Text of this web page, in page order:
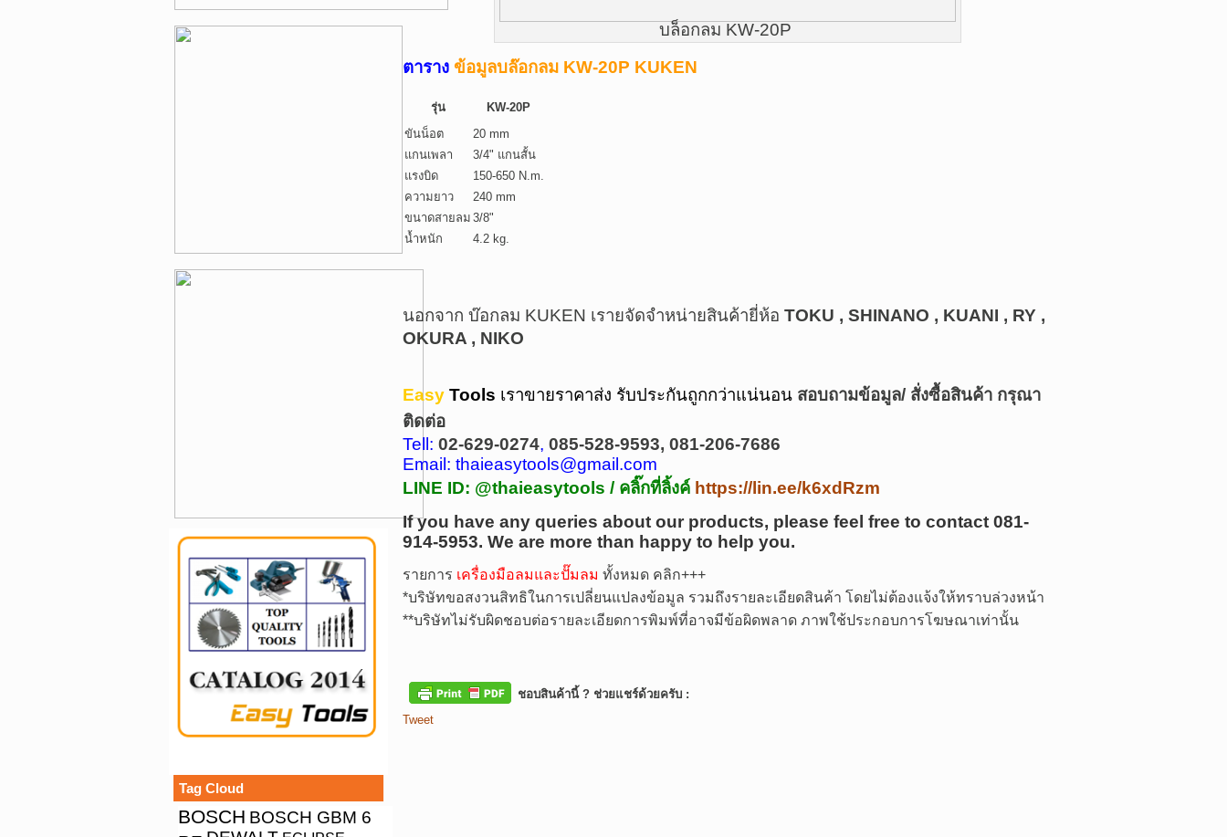
Tag Cloud
BOSCH BOSCH GBM 6
บล็อกลม KW-20P
ตาราง ข้อมูลบล๊อกลม KW-20P KUKEN
รุ่น
KW-20P
ขันน็อต
20 mm
แกนเพลา
3/4" แกนสั้น
แรงบิด
150-650 N.m.
ความยาว
240 mm
ขนาดสายลม 3/8"
น้ำหนัก
4.2 kg.
นอกจาก บ๊อกลม KUKEN เรายจัดจำหน่ายสินค้ายี่ห้อ TOKU , SHINANO , KUANI , RY ,
OKURA , NIKO
Easy Tools เราขายราคาส่ง รับประกันถูกกว่าแน่นอน สอบถามข้อมูล/ สั่งซื้อสินค้า กรุณา
ติดต่อ
Tell: 02-629-0274, 085-528-9593, 081-206-7686
Email: thaieasytools@gmail.com
LINE ID: @thaieasytools / คลิ๊กที่ลิ้งค์ https://lin.ee/k6xdRzm
If you have any queries about our products, please feel free to contact 081-
914-5953. We are more than happy to help you.
รายการ เครื่องมือลมและปั๊มลม ทั้งหมด คลิก+++
*บริษัทขอสงวนสิทธิในการเปลี่ยนแปลงข้อมูล รวมถึงรายละเอียดสินค้า โดยไม่ต้องแจ้งให้ทราบล่วงหน้า
**บริษัทไม่รับผิดชอบต่อรายละเอียดการพิมพ์ที่อาจมีข้อผิดพลาด ภาพใช้ประกอบการโฆษณาเท่านั้น
ชอบสินค้านี้ ? ช่วยแชร์ด้วยครับ :
Tweet